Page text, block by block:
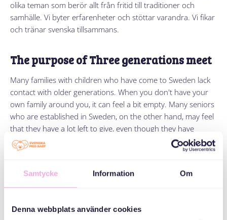
Samtycke Information Om
Denna webbplats använder cookies
samhälle. Vi byter erfarenheter och stöttar varandra. Vi fikar
och tränar svenska tillsammans.
Many families with children who have come to Sweden lack
contact with older generations. When you don't have your
own family around you, it can feel a bit empty. Many seniors
who are established in Sweden, on the other hand, may feel
that they have a lot left to give, even though they have
retired from work. In addition, many older people enjoy
seeing young children. There are many upsides to the
exchange of experiences and a new kind of community. For
someone who has time. And maybe not speak as fast as
young people like to do.